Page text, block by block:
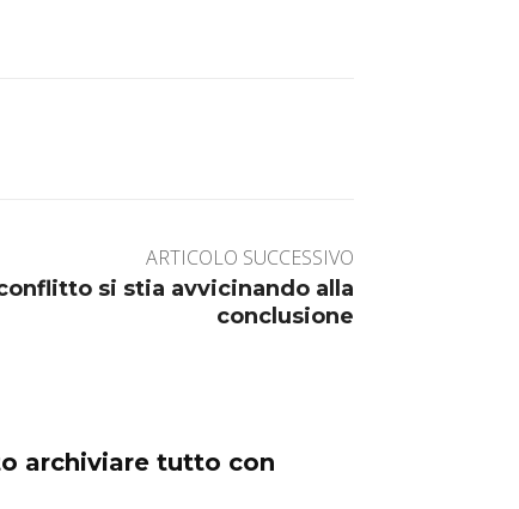
ARTICOLO SUCCESSIVO
si stia avvicinando alla
conclusione
archiviare tutto con